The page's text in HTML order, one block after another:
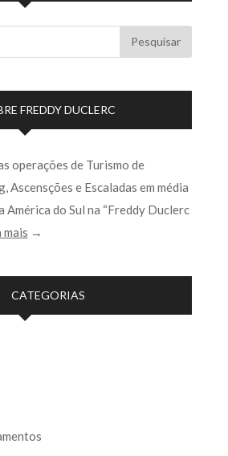
FREDDY DUCLERC
operações de Turismo de
Ascensções e Escaladas em média
América do Sul na “Freddy Duclerc
mais →
CATEGORIAS